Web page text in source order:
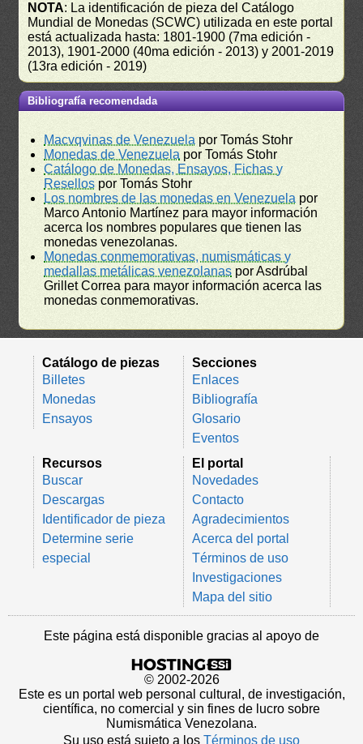
NOTA: La identificación de pieza del Catálogo
Mundial de Monedas (SCWC) utilizada en este portal
está actualizada hasta: 1801-1900 (7ma edición -
2013), 1901-2000 (40ma edición - 2013) y 2001-2019
(13ra edición - 2019)
Bibliografía recomendada
Macvqvinas de Venezuela por Tomás Stohr
Monedas de Venezuela por Tomás Stohr
Catálogo de Monedas, Ensayos, Fichas y
Resellos por Tomás Stohr
Los nombres de las monedas en Venezuela por
Marco Antonio Martínez para mayor información
acerca los nombres populares que tienen las
monedas venezolanas.
Monedas conmemorativas, numismáticas y
medallas metálicas venezolanas por Asdrúbal
Grillet Correa para mayor información acerca las
monedas conmemorativas.
Catálogo de piezas
Billetes
Monedas
Ensayos
Secciones
Enlaces
Bibliografía
Glosario
Eventos
Recursos
Buscar
Descargas
Identificador de pieza
Determine serie
especial
El portal
Novedades
Contacto
Agradecimientos
Acerca del portal
Términos de uso
Investigaciones
Mapa del sitio
Este página está disponible gracias al apoyo de
© 2002-2026
Este es un portal web personal cultural, de investigación,
científica, no comercial y sin fines de lucro sobre
Numismática Venezolana.
Su uso está sujeto a los Términos de uso